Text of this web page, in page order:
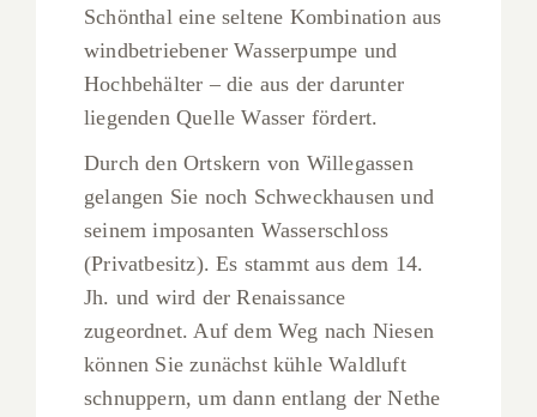
Schönthal eine seltene Kombination aus
windbetriebener Wasserpumpe und
Hochbehälter – die aus der darunter
liegenden Quelle Wasser fördert.
Durch den Ortskern von Willegassen
gelangen Sie noch Schweckhausen und
seinem imposanten Wasserschloss
(Privatbesitz). Es stammt aus dem 14.
Jh. und wird der Renaissance
zugeordnet. Auf dem Weg nach Niesen
können Sie zunächst kühle Waldluft
schnuppern, um dann entlang der Nethe